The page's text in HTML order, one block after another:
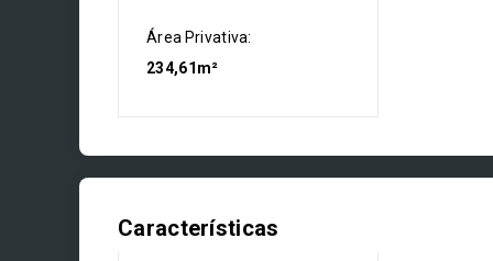
Área Privativa:
234,61m²
Características